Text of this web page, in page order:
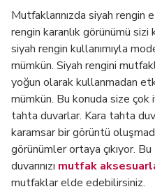
Mutfaklarınızda siyah rengin
rengin karanlık görünümü
siyah rengin kullanımıyla
mümkün. Siyah rengini
yoğun olarak kullanmadan
mümkün. Bu konuda size
tahta duvarlar. Kara tahta
karamsar bir görüntü
görünümler ortaya çıkıyor.
duvarınızı mutfak
mutfaklar elde edebilirsiniz.